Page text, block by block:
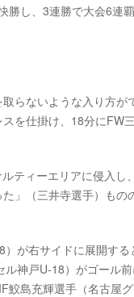
勝し、3連勝で大会6連
らないような入り方が
を仕掛け、18分にFW
ティーエリアに侵入し
」（三井寺選手）もの
が右サイドに展開する
神戸U-18）がゴール前
鮫島充輝選手（名古屋